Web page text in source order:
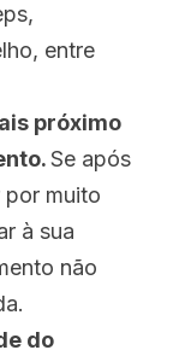
entre
próximo
Se após
por muito
à sua
não
do